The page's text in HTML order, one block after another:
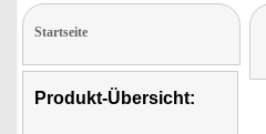
Startseite
Produkt-Übersicht: